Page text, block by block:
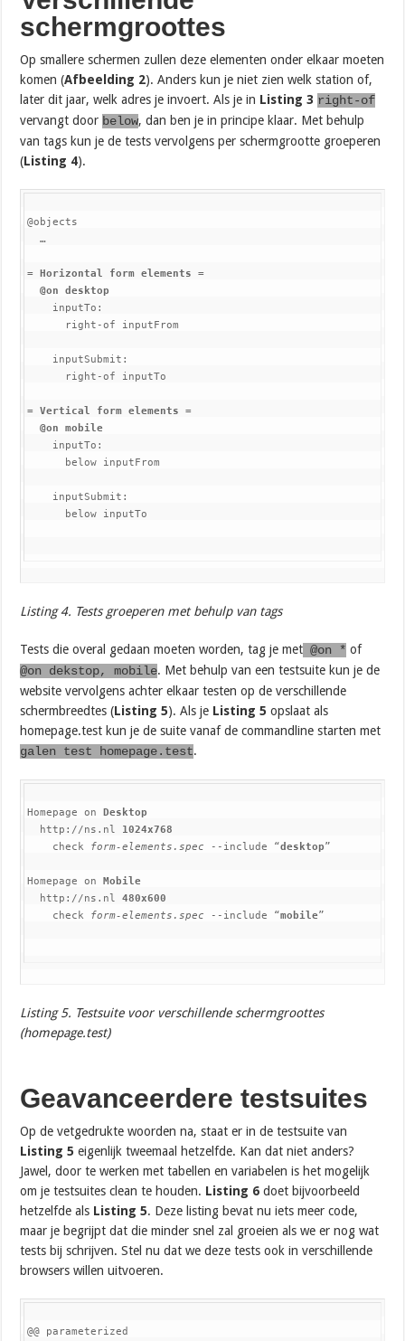
schermgroottes
Op smallere schermen zullen deze elementen onder elkaar moeten
komen (Afbeelding 2). Anders kun je niet zien welk station of,
later dit jaar, welk adres je invoert. Als je in Listing 3 right-of
vervangt door below, dan ben je in principe klaar. Met behulp
van tags kun je de tests vervolgens per schermgrootte groeperen
(Listing 4).
@objects
  …
= Horizontal form elements =
@on desktop
    inputTo:
      right-of inputFrom
    inputSubmit:
      right-of inputTo
= Vertical form elements =
@on mobile
    inputTo:
      below inputFrom
    inputSubmit:
      below inputTo
Listing 4. Tests groeperen met behulp van tags
Tests die overal gedaan moeten worden, tag je met @on * of
@on dekstop, mobile. Met behulp van een testsuite kun je de
website vervolgens achter elkaar testen op de verschillende
schermbreedtes (Listing 5). Als je Listing 5 opslaat als
homepage.test kun je de suite vanaf de commandline starten met
galen test homepage.test.
Homepage on Desktop
  http://ns.nl
1024x768
    check
form-elements.spec --include “desktop”
Homepage on Mobile
  http://ns.nl
480x600
    check
form-elements.spec --include “mobile”
Listing 5. Testsuite voor verschillende schermgroottes
(homepage.test)
Geavanceerdere testsuites
Op de vetgedrukte woorden na, staat er in de testsuite van
Listing 5 eigenlijk tweemaal hetzelfde. Kan dat niet anders?
Jawel, door te werken met tabellen en variabelen is het mogelijk
om je testsuites clean te houden. Listing 6 doet bijvoorbeeld
hetzelfde als Listing 5. Deze listing bevat nu iets meer code,
maar je begrijpt dat die minder snel zal groeien als we er nog wat
tests bij schrijven. Stel nu dat we deze tests ook in verschillende
browsers willen uitvoeren.
@@ parameterized